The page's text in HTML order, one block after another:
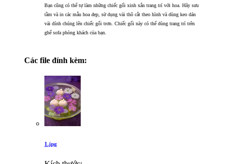
Bạn cũng có thể tự làm những chiếc gối xinh xắn trang trí với hoa. Hãy sưu
tầm và in các mẫu hoa đẹp, sử dụng vải thô cắt theo hình và dùng keo dán
vải dính chúng lên chiếc gối trơn. Chiếc gối này có thể dùng trang trí trên
ghế sofa phòng khách của bạn.
Các file đính kèm:
1.jpg